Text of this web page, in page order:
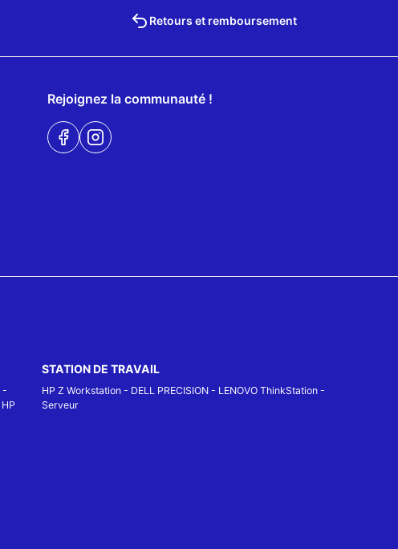
Retours et remboursement
Rejoignez la communauté !
-
HP
STATION DE TRAVAIL
HP Z Workstation - DELL PRECISION - LENOVO ThinkStation -
Serveur